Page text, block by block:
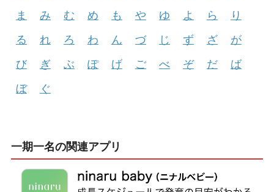
ま
み む め も や ゆ よ ら
り
る
れ ろ わ ん づ じ ず ざ
が
び
ぎ ぶ ぽ げ ご べ ぞ だ
ば
ぼ
ぐ
一期一名の関連アプリ